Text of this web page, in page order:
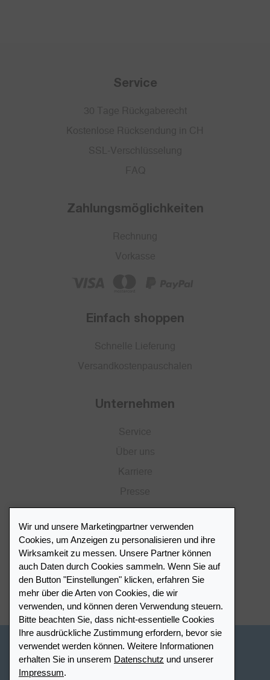
Service
Zahlungsmöglichkeiten
Einfach shoppen
Unternehmen
Händlerportal
Händlerverzeichnis
Meinen Leuchtturm Händler finden
Wir und unsere Marketingpartner verwenden
Cookies, um Anzeigen zu personalisieren und ihre
Wirksamkeit zu messen. Unsere Partner können
auch Daten durch Cookies sammeln. Wenn Sie auf
den Button "Einstellungen" klicken, erfahren Sie
mehr über die Arten von Cookies, die wir
verwenden, und können deren Verwendung steuern.
Bitte beachten Sie, dass nicht-essentielle Cookies
Ihre ausdrückliche Zustimmung erfordern, bevor sie
verwendet werden können. Weitere Informationen
erhalten Sie in unserem Datenschutz und unserer
Impressum.
Schweiz - Deutsch
Cookie-Einstellungen